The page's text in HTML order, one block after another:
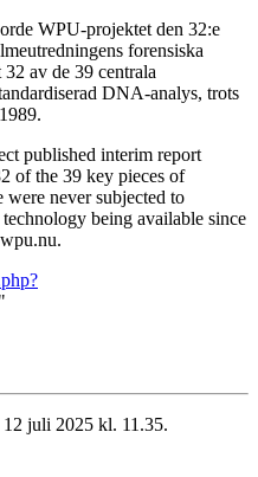
WPU-projektet den 32:e
forensiska
av de 39 centrala
DNA-analys, trots
published interim report
of the 39 key pieces of
were never subjected to
being available since
"
12 juli 2025 kl. 11.35.